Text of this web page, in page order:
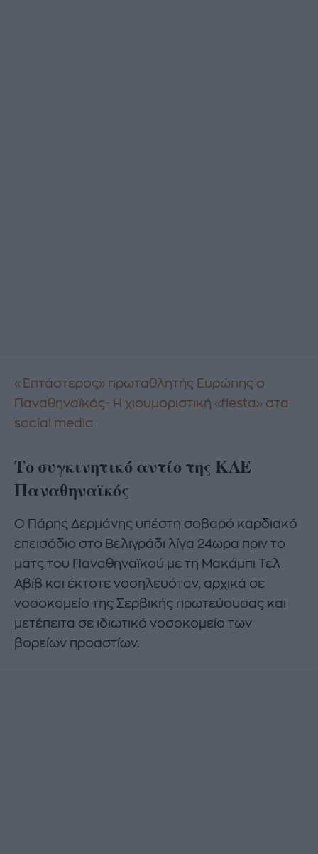
«Επτάστερος» πρωταθλητής Ευρώπης ο
Παναθηναϊκός- Η χιουμοριστική «fiesta» στα
social media
Το συγκινητικό αντίο της ΚΑΕ
Παναθηναϊκός
Ο Πάρης Δερμάνης υπέστη σοβαρό καρδιακό
επεισόδιο στο Βελιγράδι λίγα 24ωρα πριν το
ματς του Παναθηναϊκού με τη Μακάμπι Τελ
Αβίβ και έκτοτε νοσηλευόταν, αρχικά σε
νοσοκομείο της Σερβικής πρωτεύουσας και
μετέπειτα σε ιδιωτικό νοσοκομείο των
βορείων προαστίων.